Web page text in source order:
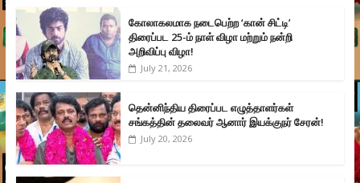
கோலாகலமாக நடைபெற்ற ‘கான் சிட்டி’
திரைப்பட 25-ம் நாள் விழா மற்றும் நன்றி
அறிவிப்பு விழா!
July 21, 2026
தென்னிந்திய திரைப்பட எழுத்தாளர்கள்
சங்கத்தின் தலைவர் ஆனார் இயக்குநர் சேரன்!
July 20, 2026